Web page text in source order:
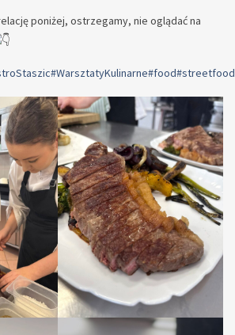
poniżej, ostrzegamy, nie oglądać na
#WarsztatyKulinarne#food#streetfood